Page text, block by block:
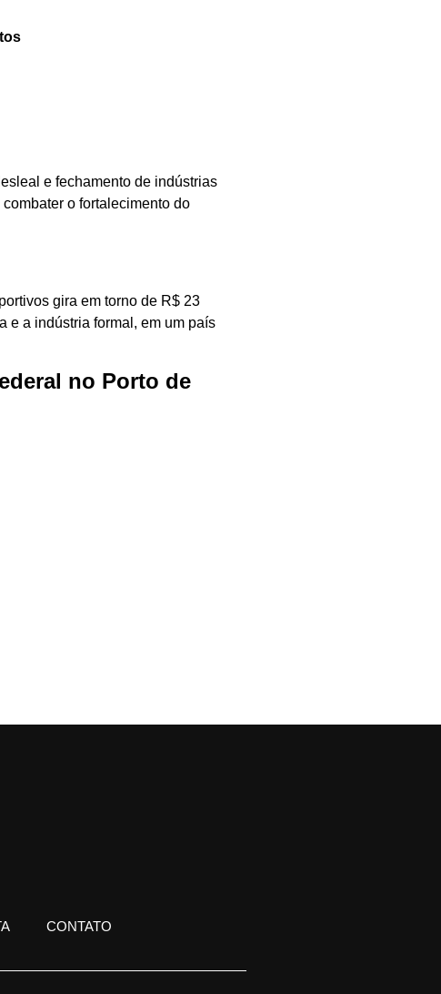
e fechamento de indústrias
o fortalecimento do
gira em torno de R$ 23
e a indústria formal, em um país
no Porto de
CONTATO